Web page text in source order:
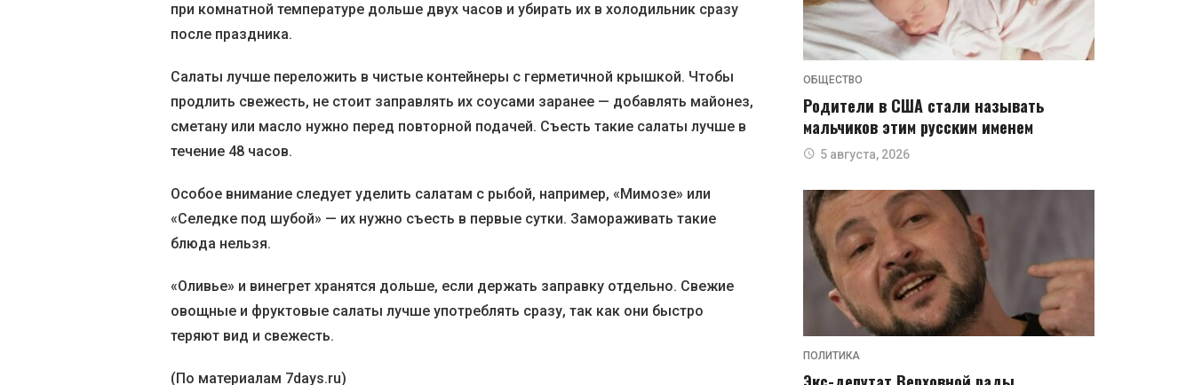
при комнатной температуре дольше двух часов и убирать их в холодильник сразу
после праздника.
Салаты лучше переложить в чистые контейнеры с герметичной крышкой. Чтобы
продлить свежесть, не стоит заправлять их соусами заранее — добавлять майонез,
сметану или масло нужно перед повторной подачей. Съесть такие салаты лучше в
течение 48 часов.
Особое внимание следует уделить салатам с рыбой, например, «Мимозе» или
«Селедке под шубой» — их нужно съесть в первые сутки. Замораживать такие
блюда нельзя.
«Оливье» и винегрет хранятся дольше, если держать заправку отдельно. Свежие
овощные и фруктовые салаты лучше употреблять сразу, так как они быстро
теряют вид и свежесть.
(По материалам 7days.ru)
ОБЩЕСТВО
Родители в США стали называть
мальчиков этим русским именем
5 августа, 2026
ПОЛИТИКА